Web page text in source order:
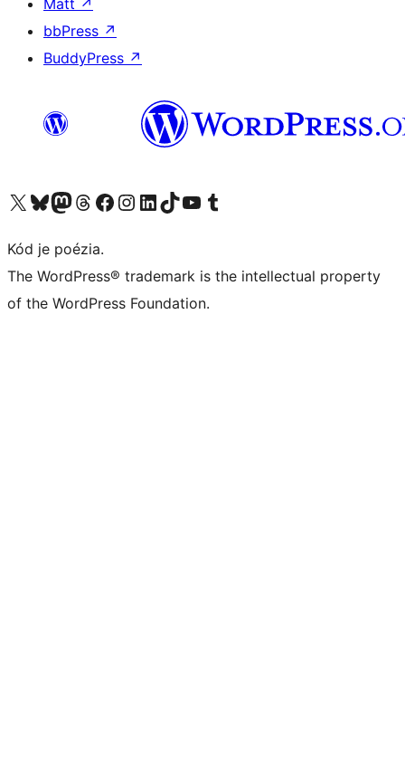
Matt ↗
bbPress ↗
BuddyPress ↗
Navštívte náš účet na X (predtým Twitter)
Navštívte náš účet na platforme Bluesky
Navštívte náš účet na Mastodone
Navštívte náš účet na platforme Threads
Navštívte našu stránku na Facebooku
Navštívte náš účet Instagram
Navštívte náš účet LinkedIn
Navštívte náš účet na platforme TikTok
Navštívte náš kanál YouTube
Navštívte náš účet na platforme Tumblr
Kód je poézia.
The WordPress® trademark is the intellectual property
of the WordPress Foundation.